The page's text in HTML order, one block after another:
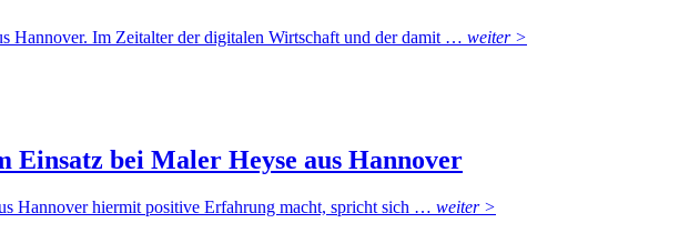
Hannover. Im Zeitalter der digitalen Wirtschaft und der damit … weiter >
Einsatz bei Maler Heyse aus Hannover
Hannover hiermit positive Erfahrung macht, spricht sich … weiter >